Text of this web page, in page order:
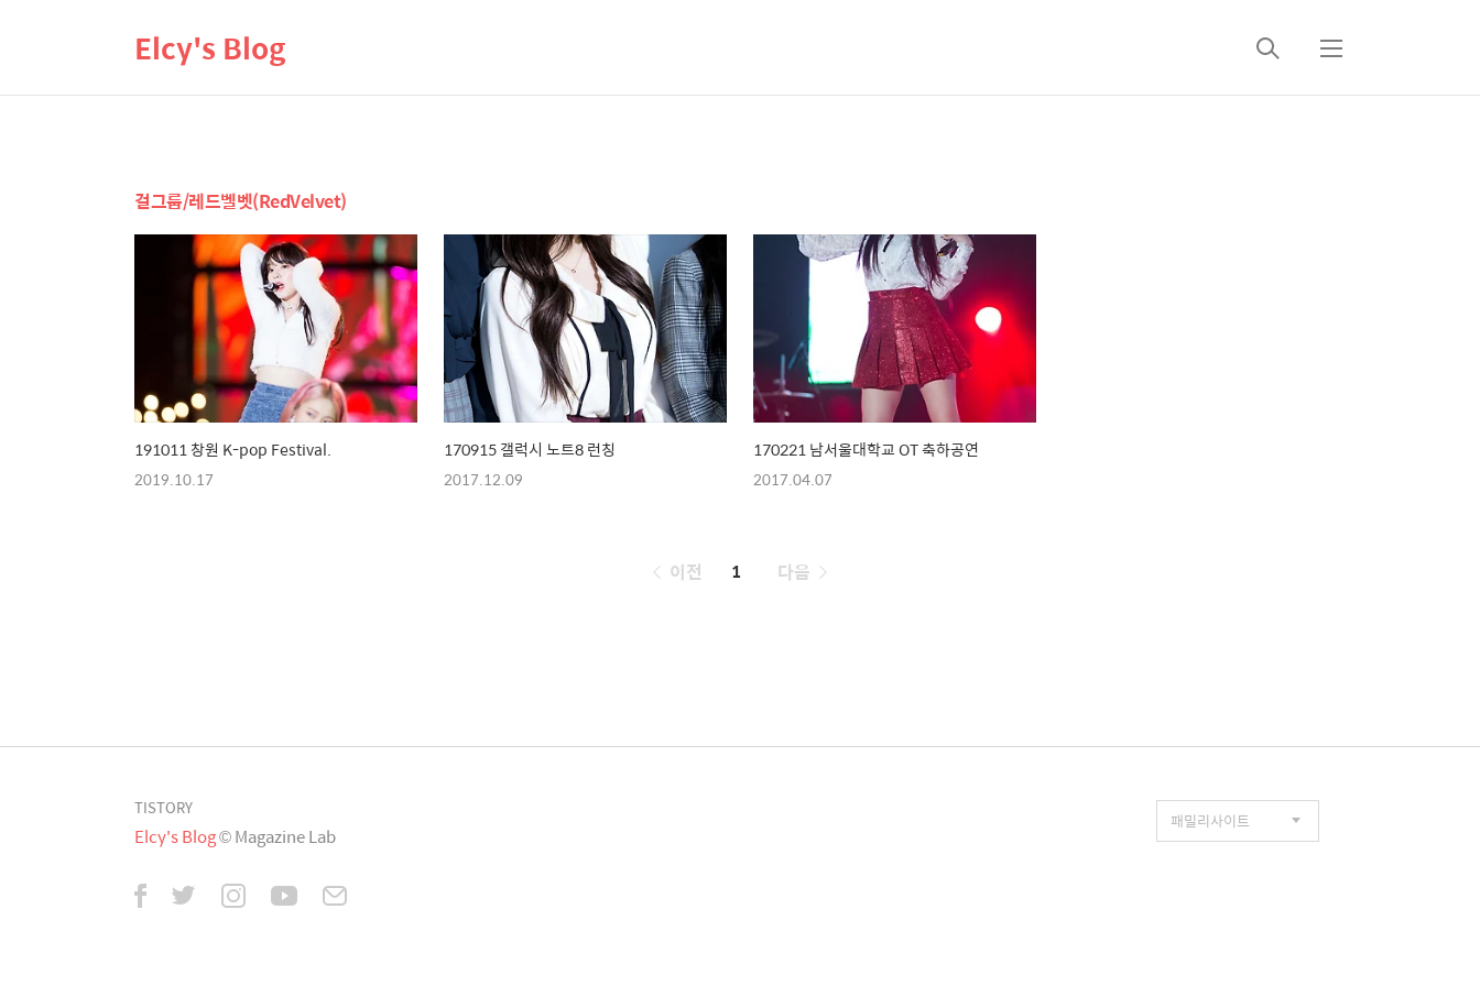
Elcy's Blog
검
메
걸그룹/레드벨벳(RedVelvet)
191011 창원 K-pop Festival.
2019.10.17
170915 갤럭시 노트8 런칭
2017.12.09
170221 남서울대학교 OT 축하공연
2017.04.07
페
이전 1 다음
TISTORY
Elcy's Blog© Magazine Lab